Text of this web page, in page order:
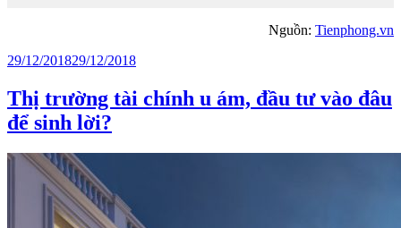
Nguồn: Tienphong.vn
Posted
29/12/201829/12/2018
Thị trường tài chính u ám, đầu tư vào đâu
để sinh lời?